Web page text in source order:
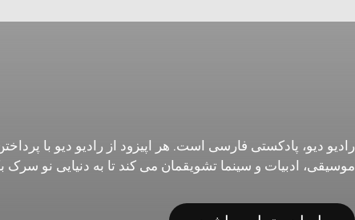
رادیو دیو، پادکستی فارسی است. هر اپیزود از رادیو دیو با
موسیقی، ادبیات و سینما تشویقمان می کند تا به دنیایی نو سرک